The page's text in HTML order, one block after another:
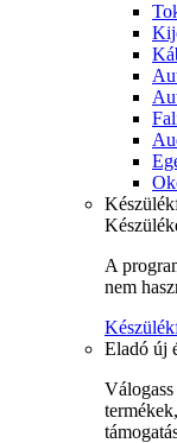
A
nem
Eladó új